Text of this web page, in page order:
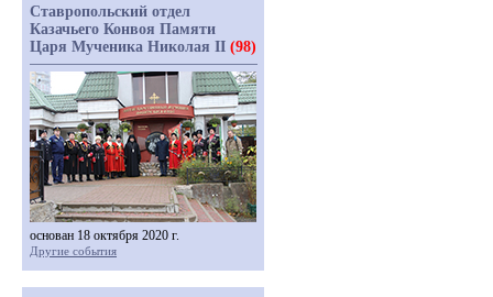
Ставропольский отдел
Казачьего Конвоя Памяти
Царя Мученика Николая II (98)
основан 18 октября 2020 г.
Другие события